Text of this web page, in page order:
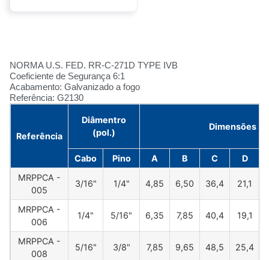
NORMA U.S. FED. RR-C-271D TYPE IVB
Coeficiente de Segurança 6:1
Acabamento: Galvanizado a fogo
Referência: G2130
Referência
Diâmentro
(pol.)
Dimensões
Cabo Pino A B C
D
MRPPCA -
005
3/16" 1/4" 4,85 6,50 36,4 21,1
MRPPCA -
006
1/4" 5/16" 6,35 7,85 40,4 19,1
MRPPCA -
008
5/16" 3/8" 7,85 9,65 48,5 25,4